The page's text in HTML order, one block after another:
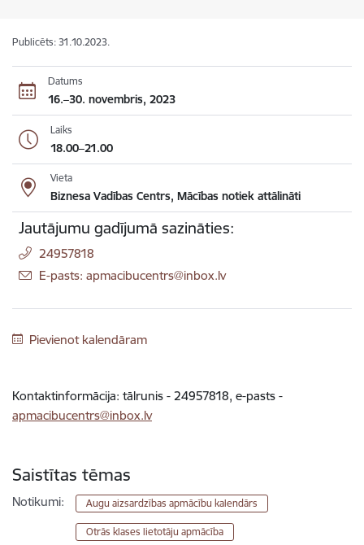
Publicēts: 31.10.2023.
Datums
16.–30. novembris, 2023
Laiks
18.00–21.00
Vieta
Biznesa Vadības Centrs, Mācības notiek attālināti
Jautājumu gadījumā sazināties:
24957818
E-pasts: apmacibucentrs@inbox.lv
Pievienot kalendāram
Kontaktinformācija: tālrunis - 24957818, e-pasts -
apmacibucentrs@inbox.lv
Saistītas tēmas
Notikumi: Augu aizsardzības apmācību kalendārs
Otrās klases lietotāju apmācība